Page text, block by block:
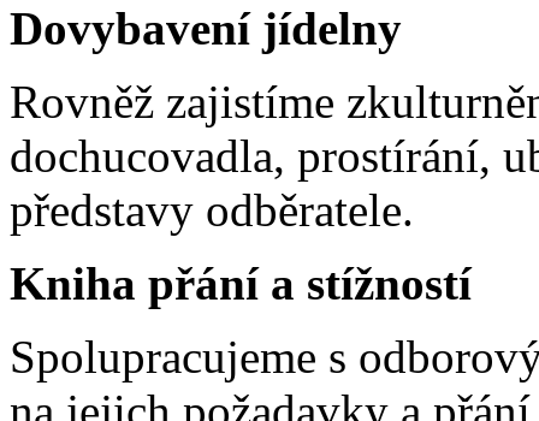
Dovybavení jídelny
Rovněž zajistíme
dochucovadla, prostírání,
představy odběratele.
Kniha přání a stížností
Spolupracujeme s
na jejich požadavky a